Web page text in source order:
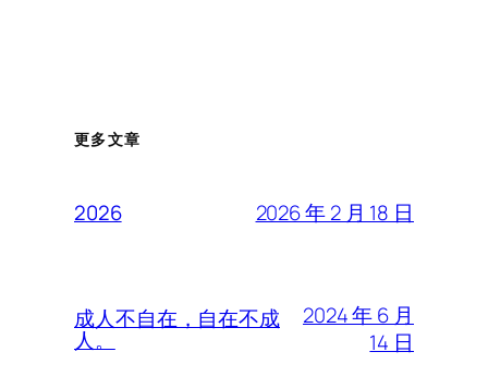
更多文章
2026 2026 年 2 月 18 日
成人不自在，自在不成
人。
2024 年 6 月
14 日